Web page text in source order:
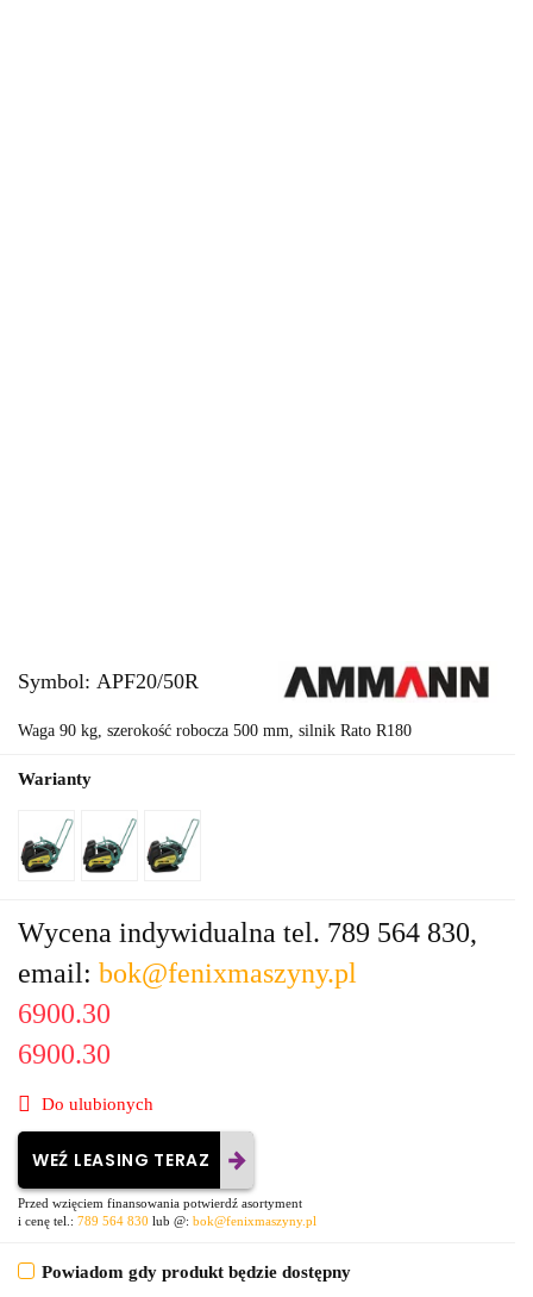
Symbol: APF20/50R
Waga 90 kg, szerokość robocza 500 mm, silnik Rato R180
Warianty
Wycena indywidualna tel. 789 564 830,
email: bok@fenixmaszyny.pl
6900.30
6900.30
Do ulubionych
WEŹ LEASING TERAZ
Przed wzięciem finansowania potwierdź asortyment
i cenę tel.: 789 564 830 lub @: bok@fenixmaszyny.pl
Powiadom gdy produkt będzie dostępny